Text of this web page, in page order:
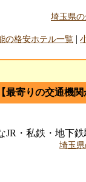
埼玉県
の格安ホテル一覧 |
【最寄りの交通機
JR・私鉄・地下
埼玉